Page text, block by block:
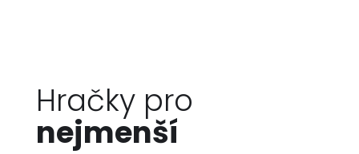
Hračky pro
nejmenší